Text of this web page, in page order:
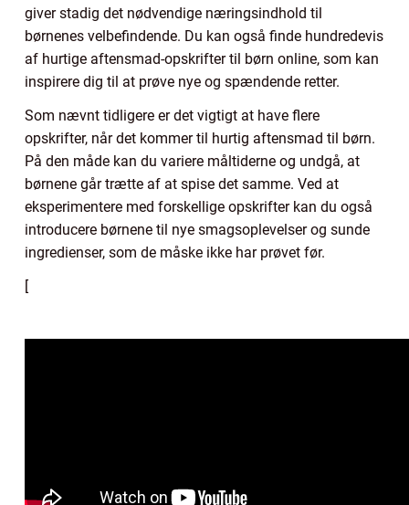
giver stadig det nødvendige næringsindhold til
børnenes velbefindende. Du kan også finde hundredevis
af hurtige aftensmad-opskrifter til børn online, som kan
inspirere dig til at prøve nye og spændende retter.
Som nævnt tidligere er det vigtigt at have flere
opskrifter, når det kommer til hurtig aftensmad til børn.
På den måde kan du variere måltiderne og undgå, at
børnene går trætte af at spise det samme. Ved at
eksperimentere med forskellige opskrifter kan du også
introducere børnene til nye smagsoplevelser og sunde
ingredienser, som de måske ikke har prøvet før.
[